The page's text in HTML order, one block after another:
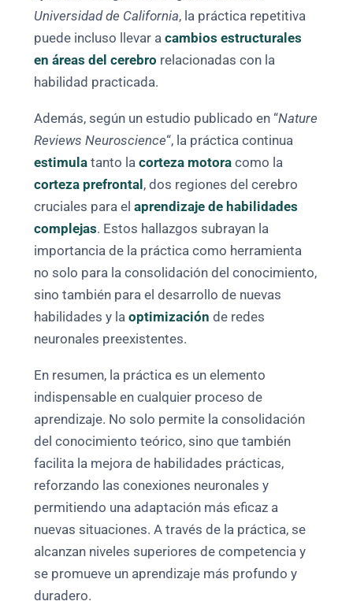
Universidad de California, la práctica repetitiva
puede incluso llevar acambios estructurales
en áreas del cerebro relacionadas con la
habilidad practicada.
Además, según un estudio publicado en “Nature
Reviews Neuroscience“, la práctica continua
estimula tanto lacorteza motora como la
corteza prefrontal , dos regiones del cerebro
cruciales para elaprendizaje de habilidades
complejas. Estos hallazgos subrayan la
importancia de la práctica como herramienta
no solo para la consolidación del conocimiento,
sino también para el desarrollo de nuevas
habilidades y laoptimización de redes
neuronales preexistentes.
En resumen, la práctica es un elemento
indispensable en cualquier proceso de
aprendizaje. No solo permite la consolidación
del conocimiento teórico, sino que también
facilita la mejora de habilidades prácticas,
reforzando las conexiones neuronales y
permitiendo una adaptación más eficaz a
nuevas situaciones. A través de la práctica, se
alcanzan niveles superiores de competencia y
se promueve un aprendizaje más profundo y
duradero.